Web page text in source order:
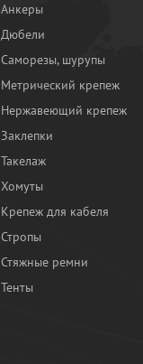
Анкеры
Дюбели
Саморезы, шурупы
Метрический крепеж
Нержавеющий крепеж
Заклепки
Такелаж
Хомуты
Крепеж для кабеля
Стропы
Стяжные ремни
Тенты